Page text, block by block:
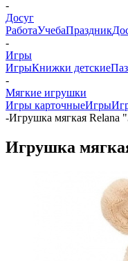
-
Досуг
РаботаУчебаПраздник
-
Игры
ИгрыКнижки детские
-
Мягкие игрушки
Игры карточныеИгры
-Игрушка мягкая Relana
Игрушка